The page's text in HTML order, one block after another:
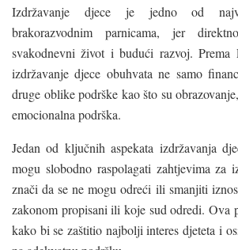
Izdržavanje djece je jedno od
brakorazvodnim parnicama, jer
svakodnevni život i budući razvoj. Prema
izdržavanje djece obuhvata ne samo
druge oblike podrške kao što su
emocionalna podrška.
Jedan od ključnih aspekata izdržavanja
mogu slobodno raspolagati zahtjevima za
znači da se ne mogu odreći ili smanjiti
zakonom propisani ili koje sud odredi. Ova
kako bi se zaštitio najbolji interes djeteta i